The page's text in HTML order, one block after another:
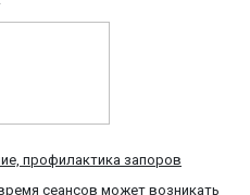
профилактика запоров
сеансов может возникать